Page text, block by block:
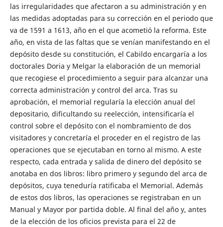
las irregularidades que afectaron a su administración y en
las medidas adoptadas para su corrección en el periodo que
va de 1591 a 1613, año en el que acometió la reforma. Este
año, en vista de las faltas que se venían manifestando en el
depósito desde su constitución, el Cabildo encargaría a los
doctorales Doria y Melgar la elaboración de un memorial
que recogiese el procedimiento a seguir para alcanzar una
correcta administración y control del arca. Tras su
aprobación, el memorial regularía la elección anual del
depositario, dificultando su reelección, intensificaría el
control sobre el depósito con el nombramiento de dos
visitadores y concretaría el proceder en el registro de las
operaciones que se ejecutaban en torno al mismo. A este
respecto, cada entrada y salida de dinero del depósito se
anotaba en dos libros: libro primero y segundo del arca de
depósitos, cuya teneduría ratificaba el Memorial. Además
de estos dos libros, las operaciones se registraban en un
Manual y Mayor por partida doble. Al final del año y, antes
de la elección de los oficios prevista para el 22 de